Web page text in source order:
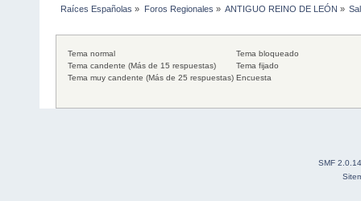
Raíces Españolas » Foros Regionales » ANTIGUO REINO DE LEÓN »
Tema normal
Tema candente (Más de 15 respuestas)
Tema muy candente (Más de 25 respuestas)
Tema bloqueado
Tema fijado
Encuesta
SMF 2.0.14